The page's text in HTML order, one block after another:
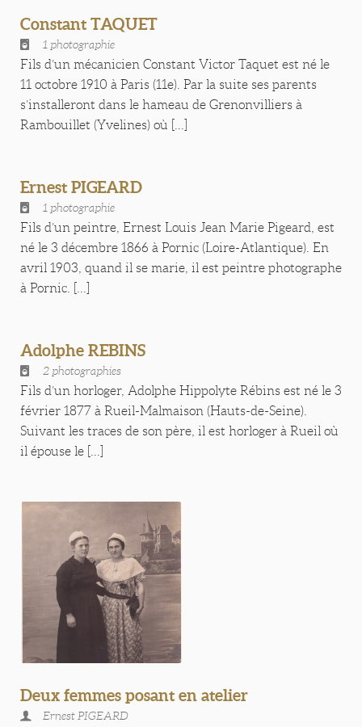
Constant TAQUET
1 photographie
Fils d’un mécanicien Constant Victor Taquet est né le
11 octobre 1910 à Paris (11e). Par la suite ses parents
s’installeront dans le hameau de Grenonvilliers à
Rambouillet (Yvelines) où [...]
Ernest PIGEARD
1 photographie
Fils d’un peintre, Ernest Louis Jean Marie Pigeard, est
né le 3 décembre 1866 à Pornic (Loire-Atlantique). En
avril 1903, quand il se marie, il est peintre photographe
à Pornic. [...]
Adolphe REBINS
2 photographies
Fils d’un horloger, Adolphe Hippolyte Rébins est né le 3
février 1877 à Rueil-Malmaison (Hauts-de-Seine).
Suivant les traces de son père, il est horloger à Rueil où
il épouse le [...]
Deux femmes posant en atelier
Ernest PIGEARD